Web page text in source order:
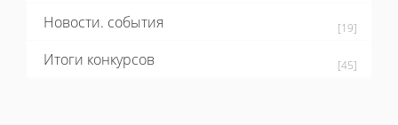
Новости. события [19]
Итоги конкурсов [45]